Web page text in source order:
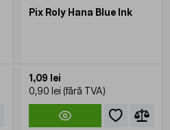
Pix Roly Hana Blue Ink
1,09 lei
0,90 lei